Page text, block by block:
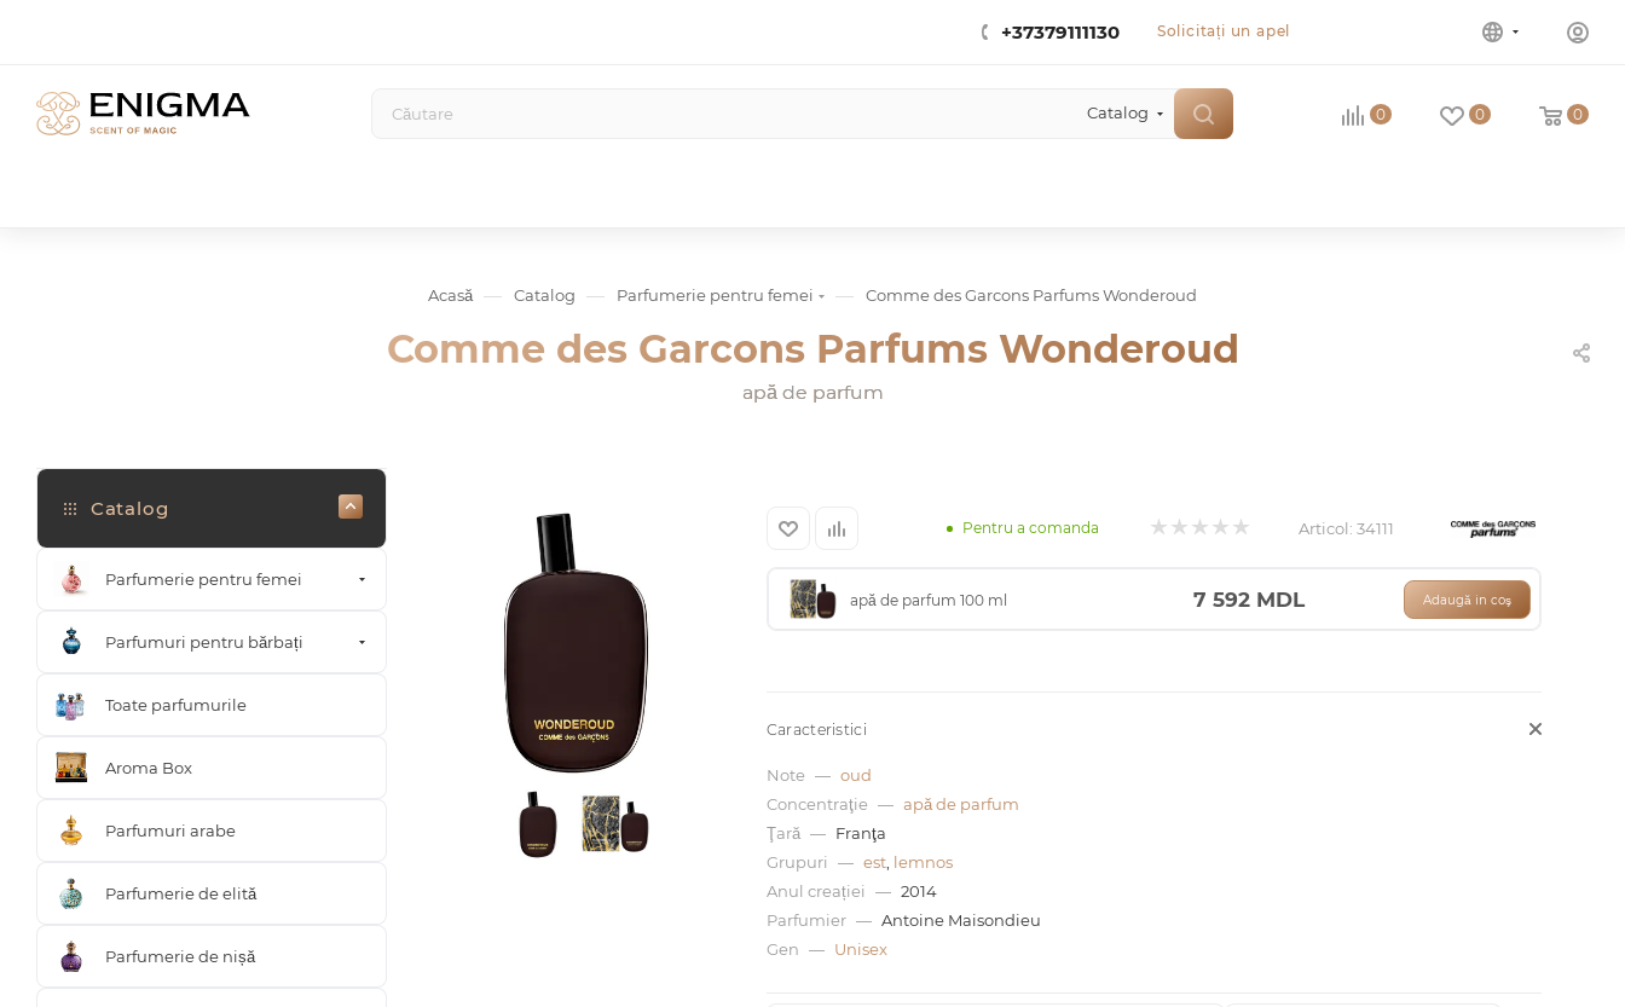
+37379111130 Solicitați un apel
Catalog 0 0 0
Acasă — Catalog — Parfumerie pentru femei — Comme des Garcons Parfums Wonderoud
Comme des Garcons Parfums Wonderoud
apă de parfum
Pentru a comanda Articol: 34111
apă de parfum 100 ml 7 592 MDL Adaugă in coş
Caracteristici
Note — oud
Concentraţie — apă de parfum
Ţară — Franţa
Grupuri
— est, lemnos
Anul creației
— 2014
Parfumier — Antoine Maisondieu
Gen — Unisex
Catalog
Parfumerie pentru femei
Parfumuri pentru bărbați
Toate parfumurile
Aroma Box
Parfumuri arabe
Parfumerie de elită
Parfumerie de nișă